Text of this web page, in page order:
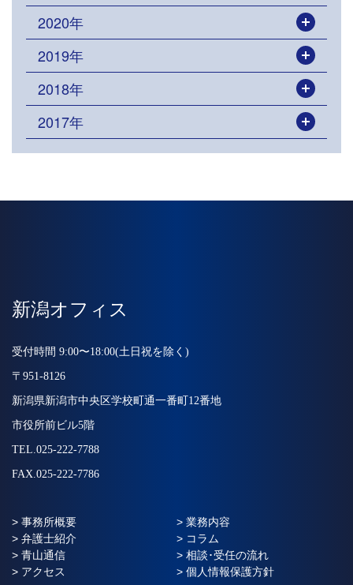
2020年
2019年
2018年
2017年
新潟オフィス
受付時間 9:00〜18:00(土日祝を除く)
〒951-8126
新潟県新潟市中央区学校町通一番町12番地
市役所前ビル5階
TEL.025-222-7788
FAX.025-222-7786
> 事務所概要
> 業務内容
> 弁護士紹介
> コラム
> 青山通信
> 相談･受任の流れ
> アクセス
> 個人情報保護方針